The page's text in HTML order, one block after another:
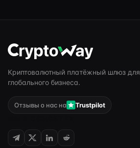
Криптовалютный платёжный шлюз для
глобального бизнеса.
Отзывы о нас на
Trustpilot